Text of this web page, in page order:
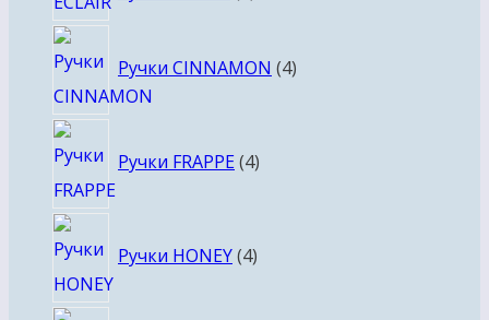
Ручки CINNAMON 4товара
Ручки FRAPPE 4товара
Ручки HONEY 4товара